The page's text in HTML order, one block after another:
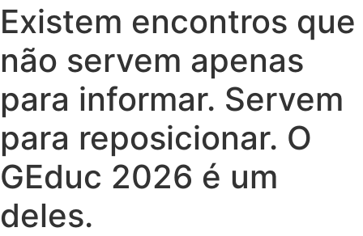
Existem encontros que
não servem apenas
para informar. Servem
para reposicionar. O
GEduc 2026 é um
deles.